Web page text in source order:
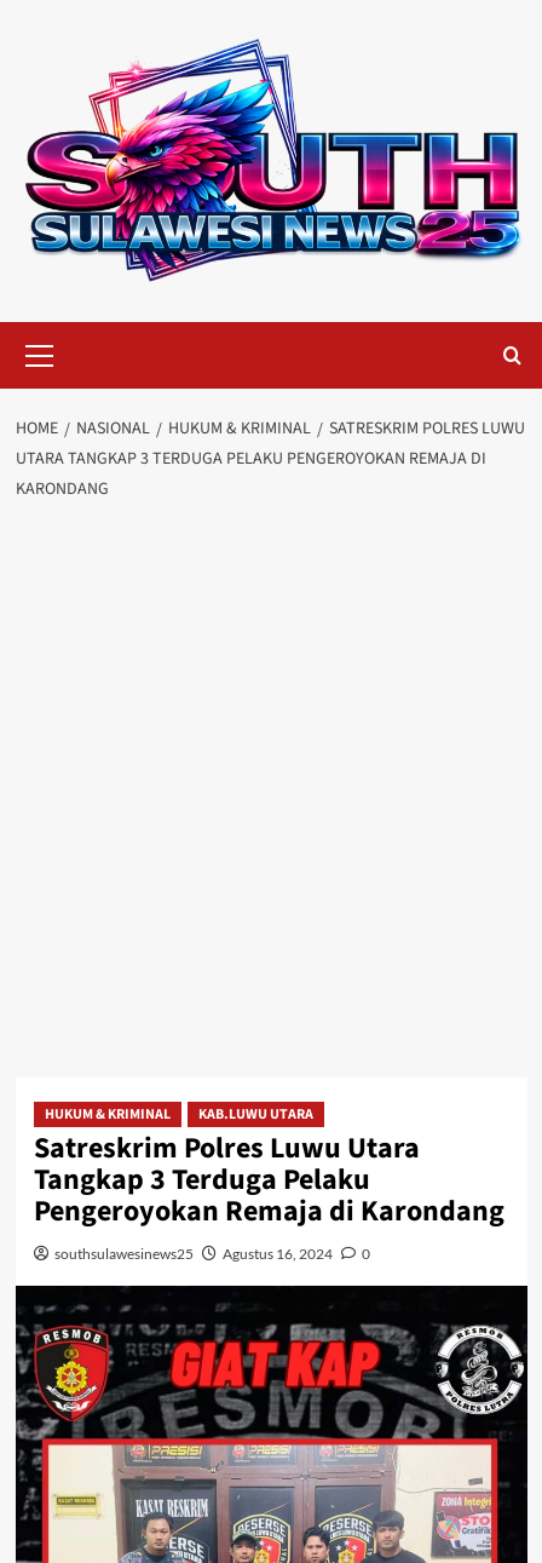
Menu
HOME NASIONAL HUKUM & KRIMINAL
SATRESKRIM POLRES LUWU
UTARA TANGKAP 3 TERDUGA PELAKU PENGEROYOKAN REMAJA DI
KARONDANG
HUKUM & KRIMINAL KAB.LUWU UTARA
Satreskrim Polres Luwu Utara
Tangkap 3 Terduga Pelaku
Pengeroyokan Remaja di Karondang
southsulawesinews25 Agustus 16, 2024 0